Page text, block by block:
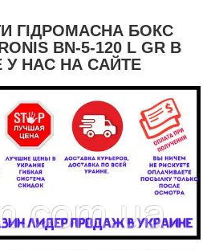
ГІДРОМАСНА БОКС
BN-5-120 L GR В
У НАС НА САЙТЕ